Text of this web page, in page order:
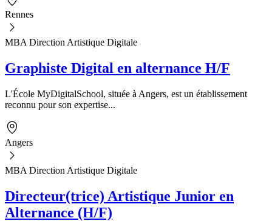
Rennes
MBA Direction Artistique Digitale
Graphiste Digital en alternance H/F
L'École MyDigitalSchool, située à Angers, est un établissement
reconnu pour son expertise...
Angers
MBA Direction Artistique Digitale
Directeur(trice) Artistique Junior en
Alternance (H/F)